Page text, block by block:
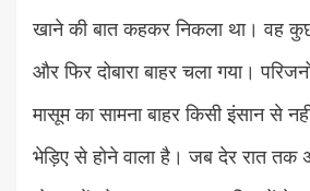
खाने की बात कहकर निकला था। वह
और फिर दोबारा बाहर चला गया।
मासूम का सामना बाहर किसी इंसान से
भेड़िए से होने वाला है। जब देर रात तक